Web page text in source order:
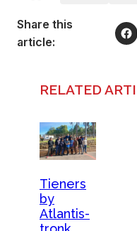
Share this
article:
RELATED
Tieners
by
Atlantis-